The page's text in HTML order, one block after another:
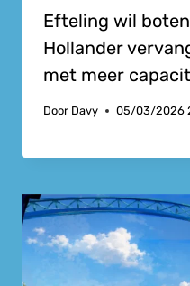
Efteling wil
Hollander
met meer
Door Davy 05/03/2026